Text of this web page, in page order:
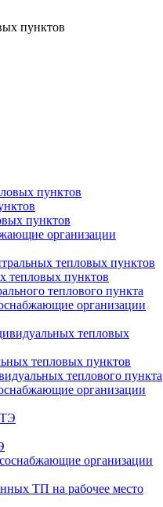
пунктов
пунктов
пунктов
организации
тепловых пунктов
тепловых пунктов
теплового пункта
организации
тепловых
тепловых пунктов
теплового пункта
организации
организации
ТП на рабочее место